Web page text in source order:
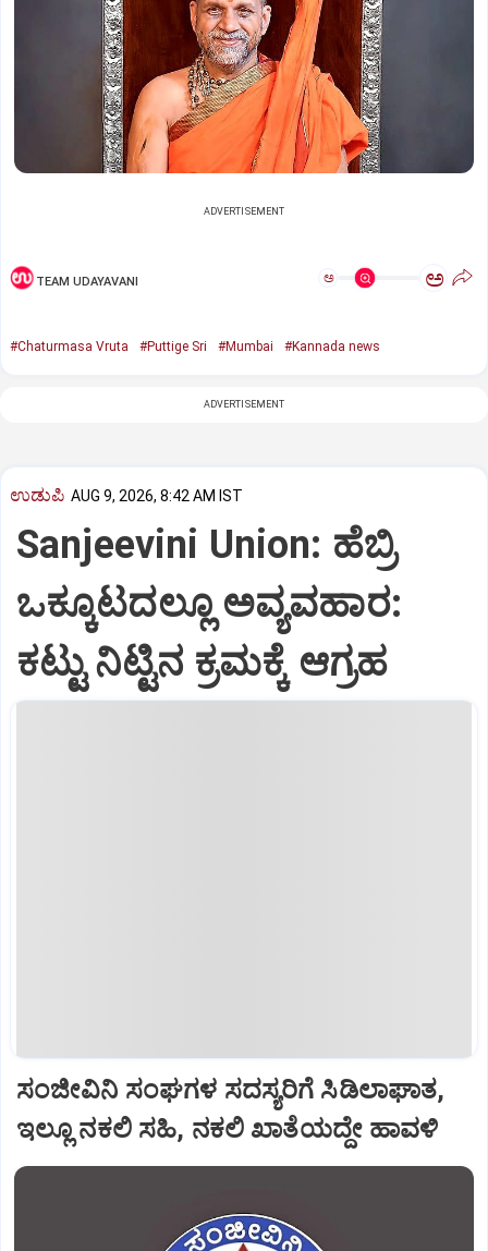
ADVERTISEMENT
TEAM UDAYAVANI ಅ ಅ
#Chaturmasa Vruta #Puttige Sri #Mumbai #Kannada news
ADVERTISEMENT
ಉಡುಪಿ AUG 9, 2026, 8:42 AM IST
Sanjeevini Union: ಹೆಬ್ರಿ
ಒಕ್ಕೂಟದಲ್ಲೂ ಅವ್ಯವಹಾರ:
ಕಟ್ಟು ನಿಟ್ಟಿನ ಕ್ರಮಕ್ಕೆ ಆಗ್ರಹ
ಸಂಜೀವಿನಿ ಸಂಘಗಳ ಸದಸ್ಯರಿಗೆ ಸಿಡಿಲಾಘಾತ,
ಇಲ್ಲೂ ನಕಲಿ ಸಹಿ, ನಕಲಿ ಖಾತೆಯದ್ದೇ ಹಾವಳಿ